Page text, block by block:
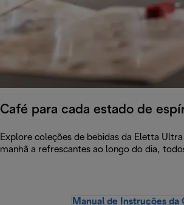
Café para cada estado de
Explore coleções de bebidas da Eletta
manhã a refrescantes ao longo do dia,
Manual de Instruções da